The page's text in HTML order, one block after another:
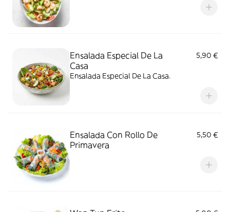
Ensalada Especial De La
Casa
5,90 €
Ensalada Especial De La Casa.
Ensalada Con Rollo De
Primavera
5,50 €